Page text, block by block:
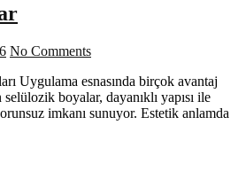
No Comments
Uygulama esnasında birçok avantaj
boyalar, dayanıklı yapısı ile
imkanı sunuyor. Estetik anlamda